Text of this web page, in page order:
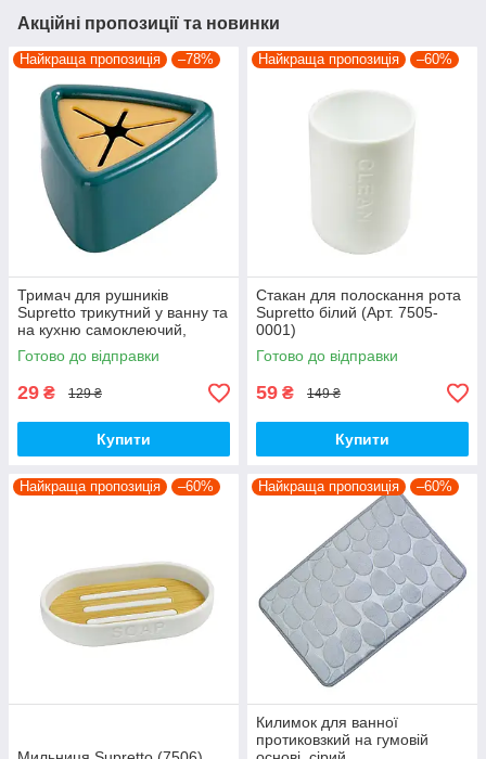
Акційні пропозиції та новинки
Найкраща пропозиція –78%
Тримач для рушників
Supretto трикутний у ванну та
на кухню самоклеючий,
зелено-помаранчевий
Готово до відправки
29 ₴ 129 ₴
Купити
Найкраща пропозиція –60%
Стакан для полоскання рота
Supretto білий (Арт. 7505-
0001)
Готово до відправки
59 ₴ 149 ₴
Купити
Найкраща пропозиція –60% Найкраща пропозиція –60%
Килимок для ванної
протиковзкий на гумовій